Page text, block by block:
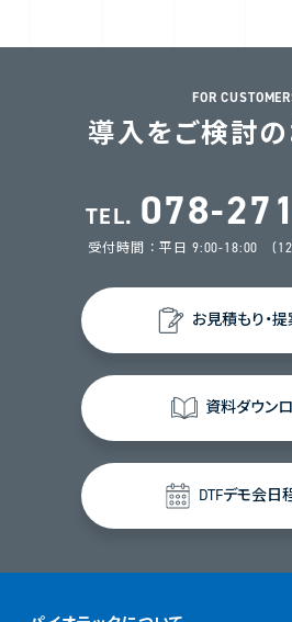
FOR
導入をご検討
TEL. 078-
受付時間 ： 平日 9:00-18:00
お見積もり・
資料ダウン
DTFデモ会日